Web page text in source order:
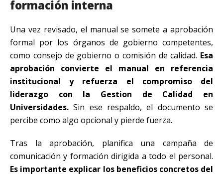
formación interna
Una vez revisado, el manual se somete a aprobación
formal por los órganos de gobierno competentes,
como consejo de gobierno o comisión de calidad. Esa
aprobación convierte el manual en referencia
institucional y refuerza el compromiso del
liderazgo con la Gestion de Calidad en
Universidades. Sin ese respaldo, el documento se
percibe como algo opcional y pierde fuerza.
Tras la aprobación, planifica una campaña de
comunicación y formación dirigida a todo el personal.
Es importante explicar los beneficios concretos del